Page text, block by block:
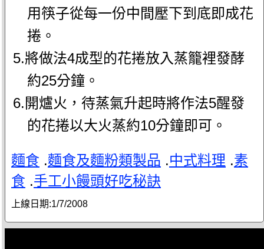
用筷子從每一份中間壓下到底即成花
捲。
5.將做法4成型的花捲放入蒸籠裡發酵
約25分鐘。
6.開爐火，待蒸氣升起時將作法5醒發
的花捲以大火蒸約10分鐘即可。
麵食 .麵食及麵粉類製品 .中式料理 .素
食 .手工小饅頭好吃秘訣
上線日期:1/7/2008